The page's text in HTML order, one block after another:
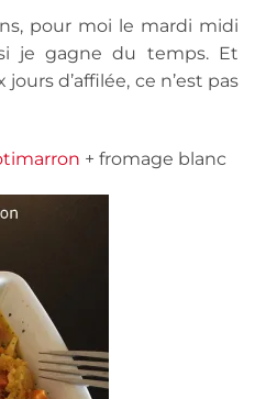
pour moi le mardi midi
je gagne du temps. Et
d’affilée, ce n’est pas
+ fromage blanc